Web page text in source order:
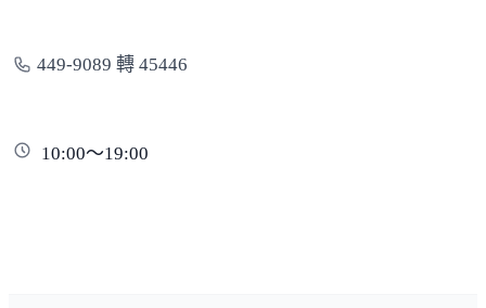
449-9089 轉 45446
10:00～19:00